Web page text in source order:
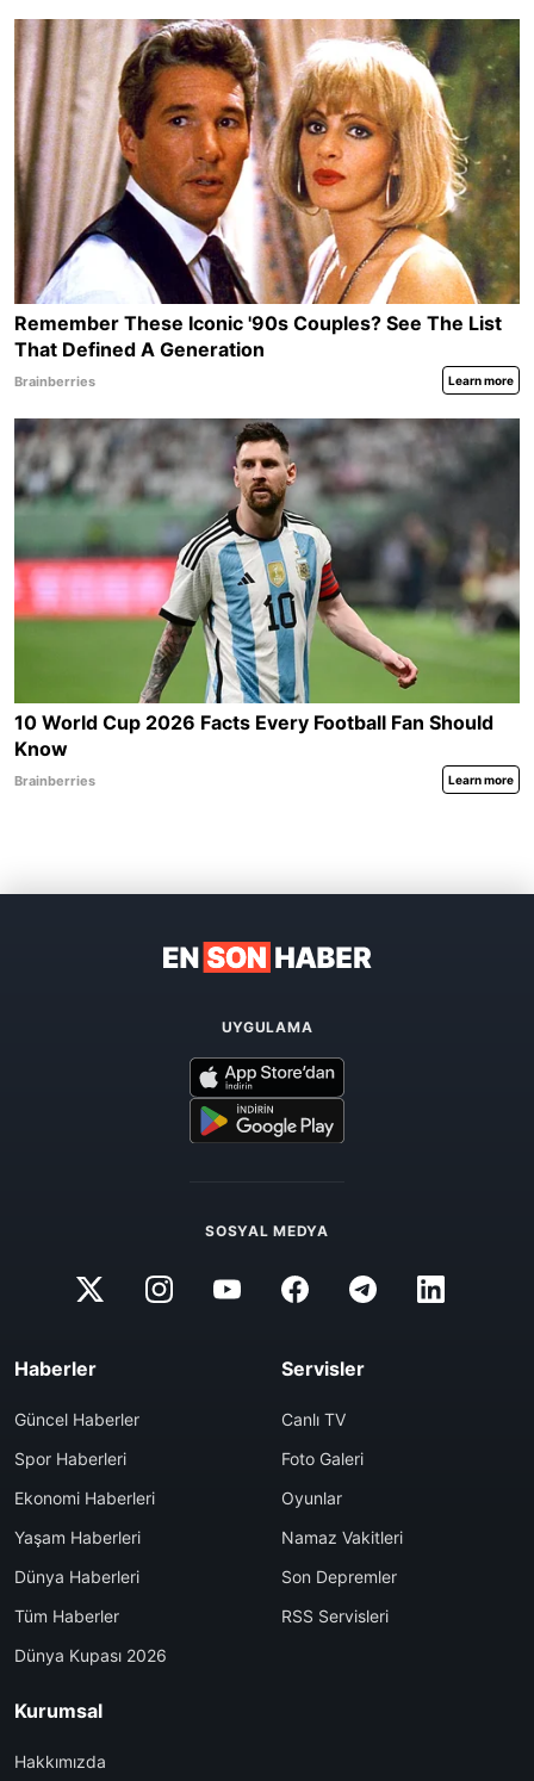
UYGULAMA
SOSYAL MEDYA
Haberler
Güncel Haberler
Spor Haberleri
Ekonomi Haberleri
Yaşam Haberleri
Dünya Haberleri
Tüm Haberler
Dünya Kupası 2026
Servisler
Canlı TV
Foto Galeri
Oyunlar
Namaz Vakitleri
Son Depremler
RSS Servisleri
Kurumsal
Hakkımızda